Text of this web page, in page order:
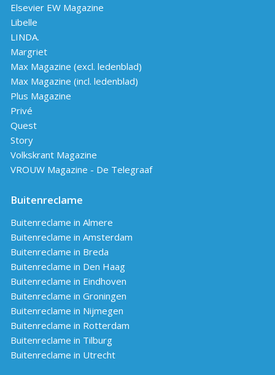
Elsevier EW Magazine
Libelle
LINDA.
Margriet
Max Magazine (excl. ledenblad)
Max Magazine (incl. ledenblad)
Plus Magazine
Privé
Quest
Story
Volkskrant Magazine
VROUW Magazine - De Telegraaf
Buitenreclame
Buitenreclame in Almere
Buitenreclame in Amsterdam
Buitenreclame in Breda
Buitenreclame in Den Haag
Buitenreclame in Eindhoven
Buitenreclame in Groningen
Buitenreclame in Nijmegen
Buitenreclame in Rotterdam
Buitenreclame in Tilburg
Buitenreclame in Utrecht